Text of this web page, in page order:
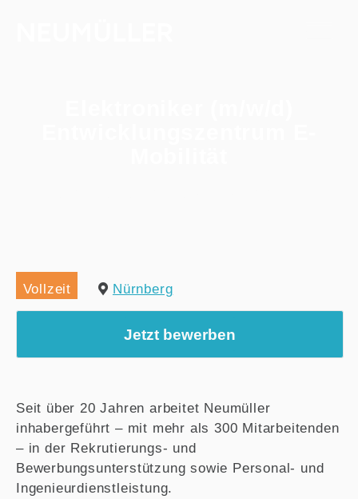
Vollzeit Nürnberg
Jetzt bewerben
Seit über 20 Jahren arbeitet Neumüller
inhabergeführt – mit mehr als 300 Mitarbeitenden
– in der Rekrutierungs- und
Bewerbungsunterstützung sowie Personal- und
Ingenieurdienstleistung.